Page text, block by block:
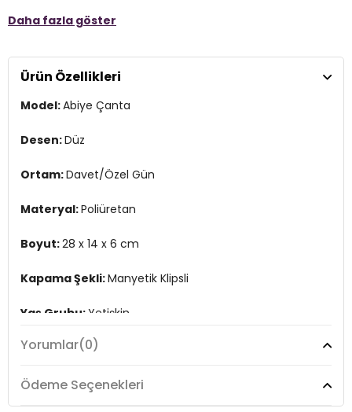
Boyut:28 x 14 x 6 cm
Yaş Grubu:Yetişkin
Askı Türü:Zincir Askılı
Menşei: Türkiye
2DY441CILT.07
Daha fazla göster
Ürün Özellikleri
Model:Abiye Çanta
Desen:Düz
Ortam:Davet/Özel Gün
Materyal:Poliüretan
Boyut:28 x 14 x 6 cm
Kapama Şekli:Manyetik Klipsli
Yaş Grubu:Yetişkin
Askı Türü:Zincir Askılı
Menşei: Türkiye
Yorumlar(0)
Ödeme Seçenekleri